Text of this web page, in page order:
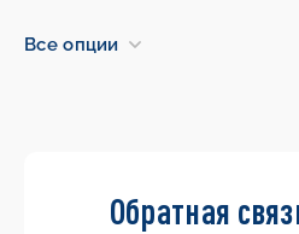
Все опции
Обратная